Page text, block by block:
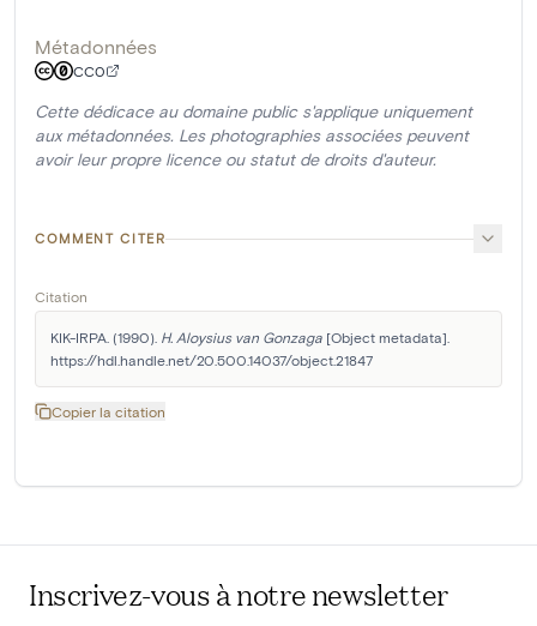
Métadonnées
CC0
Cette dédicace au domaine public s'applique uniquement
aux métadonnées. Les photographies associées peuvent
avoir leur propre licence ou statut de droits d'auteur.
COMMENT CITER
Citation
KIK-IRPA. (1990). H. Aloysius van Gonzaga [Object metadata].
https://hdl.handle.net/20.500.14037/object.21847
Copier la citation
Inscrivez-vous à notre newsletter